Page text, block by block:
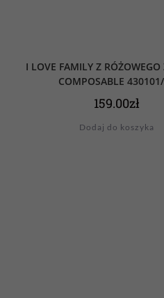
I LOVE FAMILY Z
COMPOSABLE
159.00zł
Dodaj do koszyka